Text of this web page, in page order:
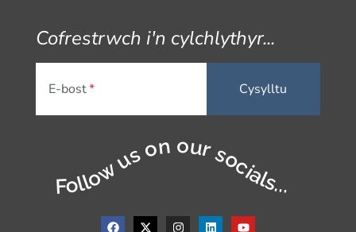
Cofrestrwch i'n cylchlythyr...
E-bost
Follow us on our socials...